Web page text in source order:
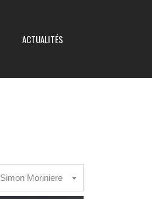
ACTUALITÉS
Simon Moriniere